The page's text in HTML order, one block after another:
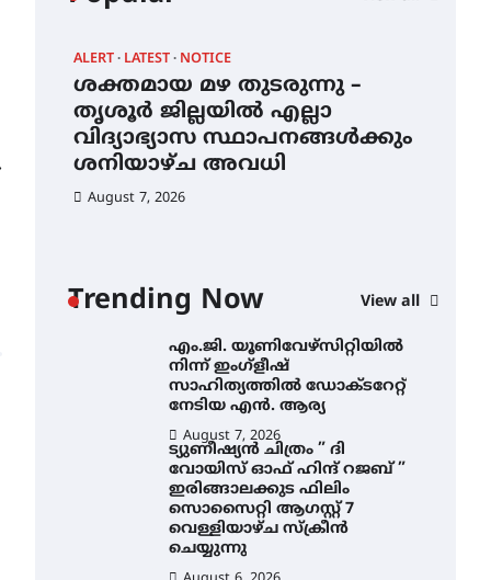
ALERT LATEST NOTICE
ശക്തമായ മഴ തുടരുന്നു –
തൃശൂർ ജില്ലയിൽ എല്ലാ
വിദ്യാഭ്യാസ സ്ഥാപനങ്ങൾക്കും
ശനിയാഴ്ച അവധി
August 7, 2026
Trending Now View all
August 6, 2026
സർഗ്ഗസാഹിതി-
കവിതാസംഗമം 2026 കവിതാ
ചർച്ച കാട്ടൂർ, ടി. കെ. ബാലൻ
ഹാളിൽ 16ന്
August 6, 2026
ശനിയാഴ്ച അവധി
എം.ജി. യൂണിവേഴ്‌സിറ്റിയിൽ
നിന്ന് ഇംഗ്ളീഷ്
സാഹിത്യത്തിൽ ഡോക്ടറേറ്റ്
നേടിയ എൻ. ആര്യ
August 7, 2026
ട്യുണീഷ്യൻ ചിത്രം ” ദി
വോയിസ് ഓഫ് ഹിന്ദ് റജബ് ”
ഇരിങ്ങാലക്കുട ഫിലിം
സൊസൈറ്റി ആഗസ്റ്റ് 7
വെള്ളിയാഴ്ച സ്‌ക്രീൻ
ചെയ്യുന്നു